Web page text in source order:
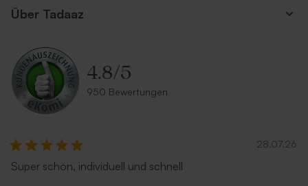
Terrakotta Umschlag
Über Tadaaz
4.8/5
950 Bewertungen
28.07.26
Super schön, individuell und schnell